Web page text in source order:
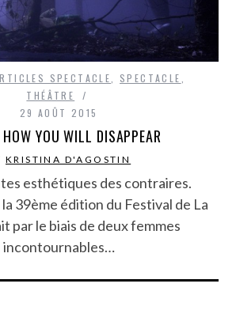
SPECTACLE SPECTACLE
THÉÂTRE
29 AOÛT 2015
YOU WILL DISAPPEAR
KRISTINA D'AGOSTIN
esthétiques des contraires.
39ème édition du Festival de La
par le biais de deux femmes
incontournables…